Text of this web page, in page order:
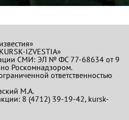
IZVESTIA»
СМИ: ЭЛ № ФС 77-68634 от 9
Роскомнадзором.
ответственностью
М.А.
8 (4712) 39-19-42, kursk-